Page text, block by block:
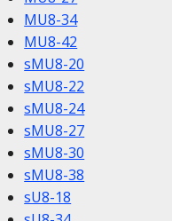
MU8-34
MU8-42
sMU8-20
sMU8-22
sMU8-24
sMU8-27
sMU8-30
sMU8-38
sU8-18